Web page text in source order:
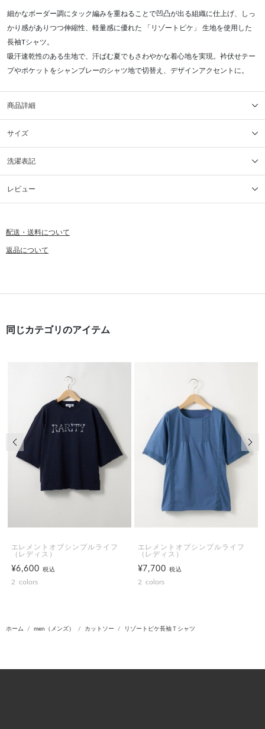
細かなボーダー調にタック編みを重ねることで凹凸が出る組織に仕上げ、しっ
かり感がありつつ伸縮性、軽量感に優れた 「リゾートピケ」 生地を使用した
長袖Tシャツ。
吸汗速乾性のある生地で、汗ばむ夏でもさわやかな着心地を実現。衿伏せテー
プやポケットをシャンブレーのシャツ地で切替え、デザインアクセントに。
商品詳細
サイズ
洗濯表記
レビュー
配送・送料について
返品について
同じカテゴリのアイテム
エレメントオブシンプルライフ
（レディス）
¥6,600税込
2 colors
エレメントオブシンプルライフ
（レディス）
¥7,700税込
2 colors
前の画像
ホーム men（メンズ） カットソー リゾートピケ長袖Ｔシャツ